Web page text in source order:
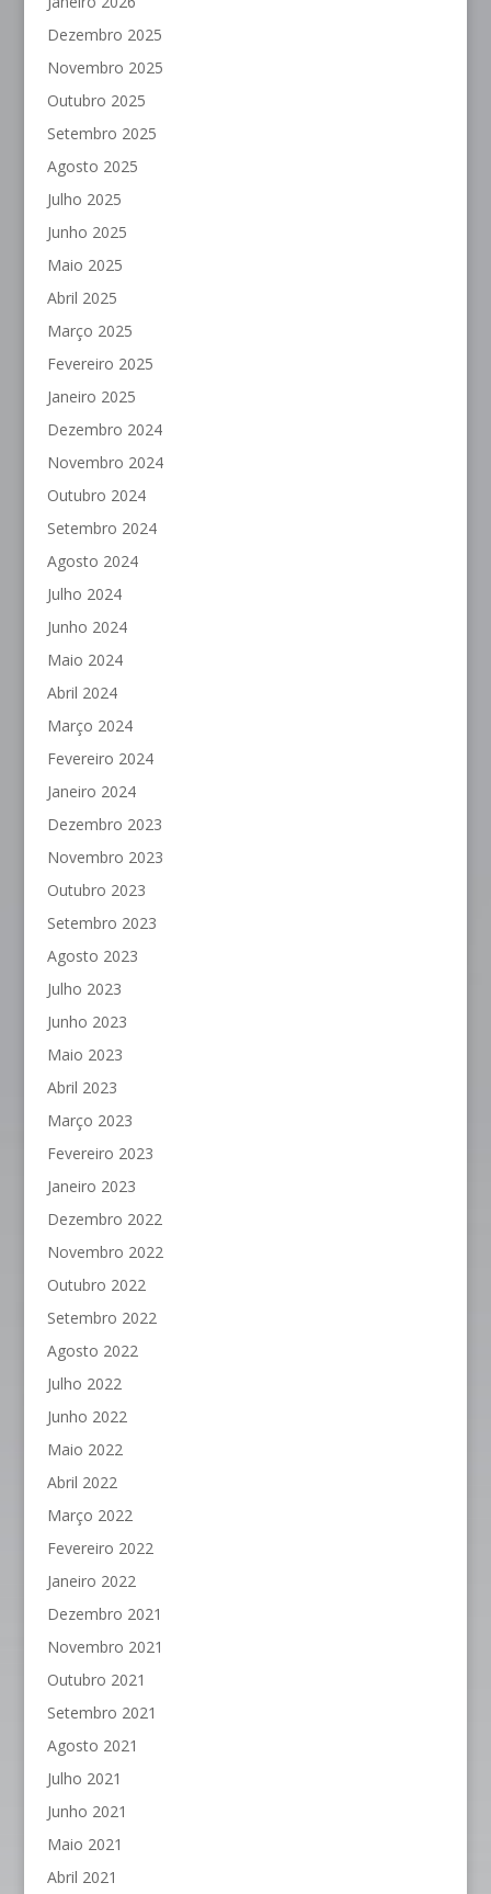
Dezembro 2025
Novembro 2025
Outubro 2025
Setembro 2025
Agosto 2025
Julho 2025
Junho 2025
Maio 2025
Abril 2025
Março 2025
Fevereiro 2025
Janeiro 2025
Dezembro 2024
Novembro 2024
Outubro 2024
Setembro 2024
Agosto 2024
Julho 2024
Junho 2024
Maio 2024
Abril 2024
Março 2024
Fevereiro 2024
Janeiro 2024
Dezembro 2023
Novembro 2023
Outubro 2023
Setembro 2023
Agosto 2023
Julho 2023
Junho 2023
Maio 2023
Abril 2023
Março 2023
Fevereiro 2023
Janeiro 2023
Dezembro 2022
Novembro 2022
Outubro 2022
Setembro 2022
Agosto 2022
Julho 2022
Junho 2022
Maio 2022
Abril 2022
Março 2022
Fevereiro 2022
Janeiro 2022
Dezembro 2021
Novembro 2021
Outubro 2021
Setembro 2021
Agosto 2021
Julho 2021
Junho 2021
Maio 2021
Abril 2021